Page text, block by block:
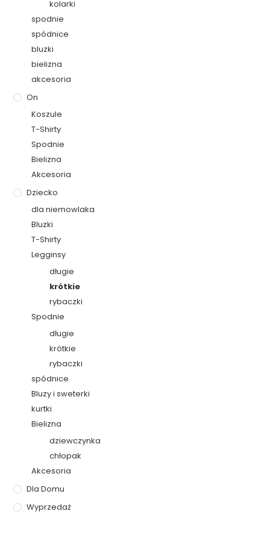
kolarki
spodnie
spódnice
bluzki
bielizna
akcesoria
On
Koszule
T-Shirty
Spodnie
Bielizna
Akcesoria
Dziecko
dla niemowlaka
Bluzki
T-Shirty
Legginsy
długie
krótkie
rybaczki
Spodnie
długie
krótkie
rybaczki
spódnice
Bluzy i sweterki
kurtki
Bielizna
dziewczynka
chłopak
Akcesoria
Dla Domu
Wyprzedaż